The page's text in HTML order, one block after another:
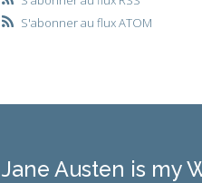
S'abonner au flux ATOM
Jane Austen is my